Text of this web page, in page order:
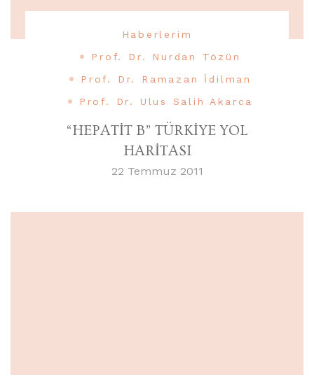
Haberlerim
Prof. Dr. Nurdan Tözün
Prof. Dr. Ramazan İdilman
Prof. Dr. Ulus Salih Akarca
“HEPATİT B” TÜRKİYE YOL
HARİTASI
22 Temmuz 2011